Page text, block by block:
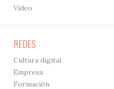
Vídeo
REDES
Cultura digital
Empresa
Formación